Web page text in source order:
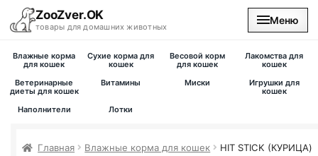
ZooZver.OK
товары для домашних животных
Меню
На главную
Влажные корма
для кошек
Сухие корма для
кошек
Весовой корм
для кошек
Лакомства для
кошек
Ветеринарные
диеты для кошек
Витамины Миски
Игрушки для
кошек
Наполнители
Лотки
Главная Влажные корма для кошек
HIT STICK (КУРИЦА)